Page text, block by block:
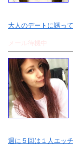
大人のデートに誘っ
メール待機中
週に５回は１人エッ